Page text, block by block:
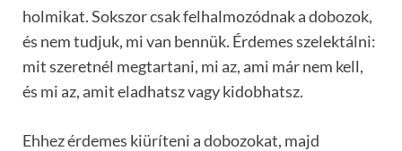
holmikat. Sokszor csak felhalmozódnak a dobozok,
és nem tudjuk, mi van bennük. Érdemes szelektálni:
mit szeretnél megtartani, mi az, ami már nem kell,
és mi az, amit eladhatsz vagy kidobhatsz.
Ehhez érdemes kiüríteni a dobozokat, majd